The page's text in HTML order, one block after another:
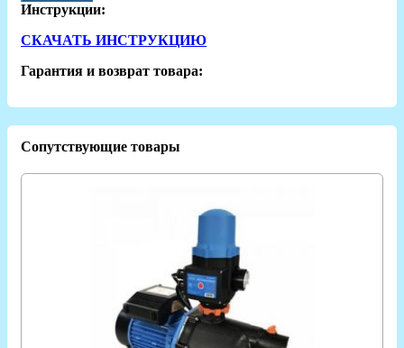
Инструкции:
СКАЧАТЬ ИНСТРУКЦИЮ
Гарантия и возврат товара:
Сопутствующие товары